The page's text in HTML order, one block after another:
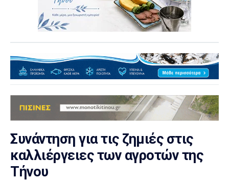
Συνάντηση για τις ζημιές στις
καλλιέργειες των αγροτών της
Τήνου